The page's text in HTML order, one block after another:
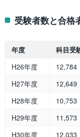
受験者数と合格
年度 科目受
H26年度
12,784
H27年度
12,649
H28年度
10,753
H29年度
11,573
H30年度
12,033